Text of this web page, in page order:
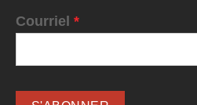
Courriel *